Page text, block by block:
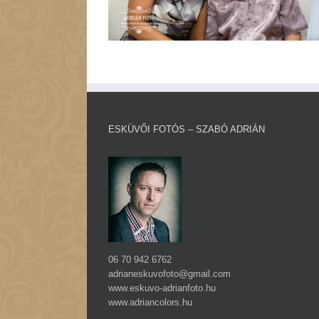
ESKÜVŐI FOTÓS – SZABÓ ADRIÁN
06 70 942 6762
adrianeskuvofoto@gmail.com
www.eskuvo-adrianfoto.hu
www.adriancolors.hu